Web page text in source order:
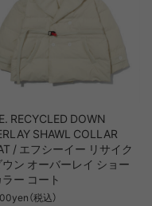
RECYCLED DOWN
SHAWL COLLAR
/ エフシーイー リサイク
ン オーバーレイ ショー
ー コート
（税込）